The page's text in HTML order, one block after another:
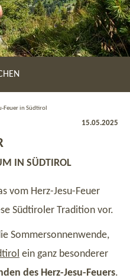
Feuer in Südtirol
15.05.2025
IN SÜDTIROL
vom Herz-Jesu-Feuer
Südtiroler Tradition vor.
Sommersonnenwende,
ein ganz besonderer
des Herz-Jesu-Feuers.